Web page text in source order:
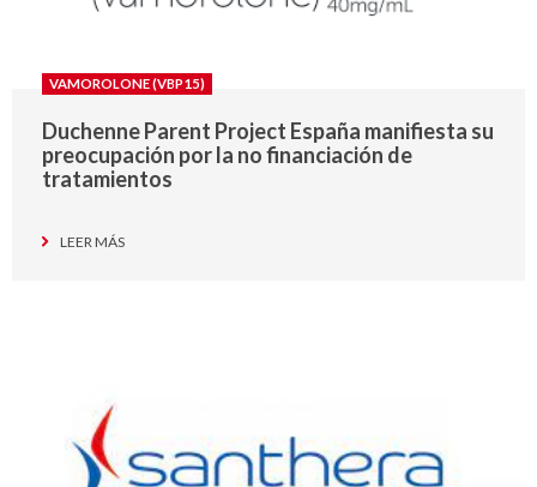
VAMOROLONE (VBP15)
Duchenne Parent Project España manifiesta su
preocupación por la no financiación de
tratamientos
LEER MÁS